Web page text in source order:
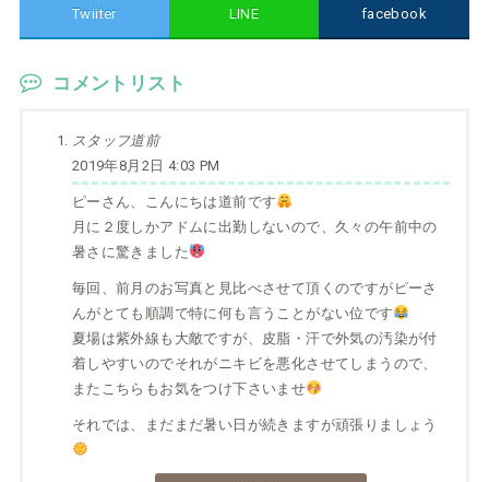
Twiiter LINE facebook
コメントリスト
スタッフ道前
2019年8月2日 4:03 PM
ピーさん、こんにちは道前です
月に２度しかアドムに出勤しないので、久々の午前中の
暑さに驚きました
毎回、前月のお写真と見比べさせて頂くのですがピーさ
んがとても順調で特に何も言うことがない位です
夏場は紫外線も大敵ですが、皮脂・汗で外気の汚染が付
着しやすいのでそれがニキビを悪化させてしまうので、
またこちらもお気をつけ下さいませ
それでは、まだまだ暑い日が続きますが頑張りましょう